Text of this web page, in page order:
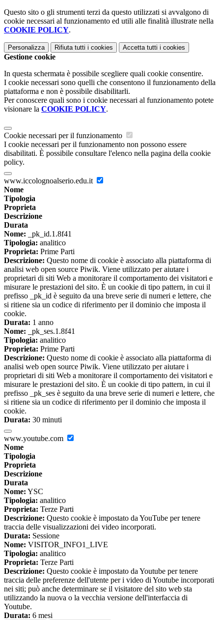
Questo sito o gli strumenti terzi da questo utilizzati si avvalgono di
cookie necessari al funzionamento ed utili alle finalità illustrate nella
COOKIE POLICY.
Personalizza Rifiuta tutti i cookies Accetta tutti i cookies
Gestione cookie
In questa schermata è possibile scegliere quali cookie consentire.
I cookie necessari sono quelli che consentono il funzionamento della
piattaforma e non è possibile disabilitarli.
Per conoscere quali sono i cookie necessari al funzionamento potete
visionare la COOKIE POLICY.
Cookie necessari per il funzionamento
I cookie necessari per il funzionamento non possono essere
disabilitati. È possibile consultare l'elenco nella pagina della cookie
policy.
www.iccolognoalserio.edu.it
Nome
Tipologia
Proprieta
Descrizione
Durata
Nome: _pk_id.1.8f41
Tipologia: analitico
Proprieta: Prime Parti
Descrizione: Questo nome di cookie è associato alla piattaforma di
analisi web open source Piwik. Viene utilizzato per aiutare i
proprietari di siti Web a monitorare il comportamento dei visitatori e
misurare le prestazioni del sito. È un cookie di tipo pattern, in cui il
prefisso _pk_id è seguito da una breve serie di numeri e lettere, che
si ritiene sia un codice di riferimento per il dominio che imposta il
cookie.
Durata: 1 anno
Nome: _pk_ses.1.8f41
Tipologia: analitico
Proprieta: Prime Parti
Descrizione: Questo nome di cookie è associato alla piattaforma di
analisi web open source Piwik. Viene utilizzato per aiutare i
proprietari di siti Web a monitorare il comportamento dei visitatori e
misurare le prestazioni del sito. È un cookie di tipo pattern, in cui il
prefisso _pk_ses è seguito da una breve serie di numeri e lettere, che
si ritiene sia un codice di riferimento per il dominio che imposta il
cookie.
Durata: 30 minuti
www.youtube.com
Nome
Tipologia
Proprieta
Descrizione
Durata
Nome: YSC
Tipologia: analitico
Proprieta: Terze Parti
Descrizione: Questo cookie è impostato da YouTube per tenere
traccia delle visualizzazioni dei video incorporati.
Durata: Sessione
Nome: VISITOR_INFO1_LIVE
Tipologia: analitico
Proprieta: Terze Parti
Descrizione: Questo cookie è impostato da Youtube per tenere
traccia delle preferenze dell'utente per i video di Youtube incorporati
nei siti; può anche determinare se il visitatore del sito web sta
utilizzando la nuova o la vecchia versione dell'interfaccia di
Youtube.
Durata: 6 mesi